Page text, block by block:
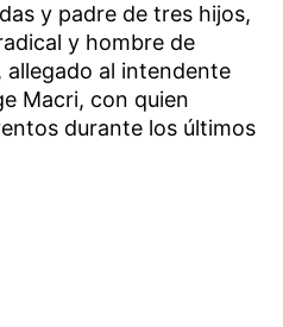
y padre de tres hijos,
y hombre de
allegado al intendente
Macri, con quien
durante los últimos